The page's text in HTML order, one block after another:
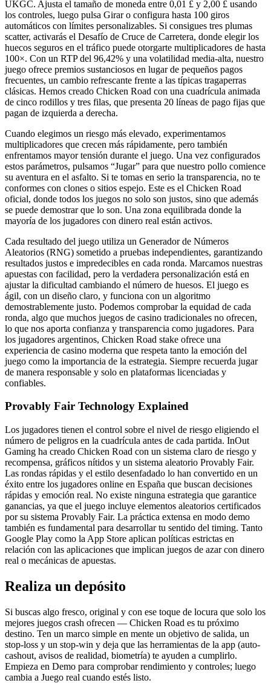
UKGC. Ajusta el tamaño de moneda entre 0,01 £ y 2,00 £ usando
los controles, luego pulsa Girar o configura hasta 100 giros
automáticos con límites personalizables. Si consigues tres plumas
scatter, activarás el Desafío de Cruce de Carretera, donde elegir los
huecos seguros en el tráfico puede otorgarte multiplicadores de hasta
100×. Con un RTP del 96,42% y una volatilidad media-alta, nuestro
juego ofrece premios sustanciosos en lugar de pequeños pagos
frecuentes, un cambio refrescante frente a las típicas tragaperras
clásicas. Hemos creado Chicken Road con una cuadrícula animada
de cinco rodillos y tres filas, que presenta 20 líneas de pago fijas que
pagan de izquierda a derecha.
Cuando elegimos un riesgo más elevado, experimentamos
multiplicadores que crecen más rápidamente, pero también
enfrentamos mayor tensión durante el juego. Una vez configurados
estos parámetros, pulsamos “Jugar” para que nuestro pollo comience
su aventura en el asfalto. Si te tomas en serio la transparencia, no te
conformes con clones o sitios espejo. Este es el Chicken Road
oficial, donde todos los juegos no solo son justos, sino que además
se puede demostrar que lo son. Una zona equilibrada donde la
mayoría de los jugadores con dinero real están activos.
Cada resultado del juego utiliza un Generador de Números
Aleatorios (RNG) sometido a pruebas independientes, garantizando
resultados justos e impredecibles en cada ronda. Marcamos nuestras
apuestas con facilidad, pero la verdadera personalización está en
ajustar la dificultad cambiando el número de huesos. El juego es
ágil, con un diseño claro, y funciona con un algoritmo
demostrablemente justo. Podemos comprobar la equidad de cada
ronda, algo que muchos juegos de casino tradicionales no ofrecen,
lo que nos aporta confianza y transparencia como jugadores. Para
los jugadores argentinos, Chicken Road stake ofrece una
experiencia de casino moderna que respeta tanto la emoción del
juego como la importancia de la estrategia. Siempre recuerda jugar
de manera responsable y solo en plataformas licenciadas y
confiables.
Provably Fair Technology Explained
Los jugadores tienen el control sobre el nivel de riesgo eligiendo el
número de peligros en la cuadrícula antes de cada partida. InOut
Gaming ha creado Chicken Road con un sistema claro de riesgo y
recompensa, gráficos nítidos y un sistema aleatorio Provably Fair.
Las rondas rápidas y el estilo desenfadado lo han convertido en un
éxito entre los jugadores online en España que buscan decisiones
rápidas y emoción real. No existe ninguna estrategia que garantice
ganancias, ya que el juego incluye elementos aleatorios certificados
por su sistema Provably Fair. La práctica extensa en modo demo
también es fundamental para desarrollar tu sentido del timing. Tanto
Google Play como la App Store aplican políticas estrictas en
relación con las aplicaciones que implican juegos de azar con dinero
real o mecánicas de apuestas.
Realiza un depósito
Si buscas algo fresco, original y con ese toque de locura que solo los
mejores juegos crash ofrecen — Chicken Road es tu próximo
destino. Ten un marco simple en mente un objetivo de salida, un
stop-loss y un stop-win y deja que las herramientas de la app (auto-
cashout, avisos de realidad, biometría) te ayuden a cumplirlo.
Empieza en Demo para comprobar rendimiento y controles; luego
cambia a Juego real cuando estés listo.